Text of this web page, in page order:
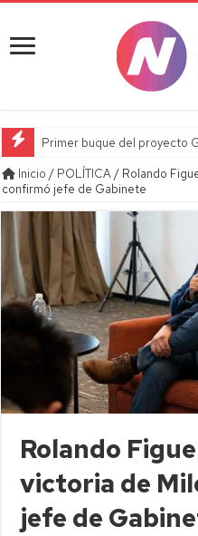
Primer buque del proyecto
Inicio / POLÍTICA/ Rolando
confirmó jefe de Gabinete
Rolando
victoria de
jefe de